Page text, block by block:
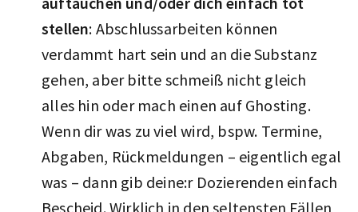
stellen: Abschlussarbeiten können
verdammt hart sein und an die Substanz
gehen, aber bitte schmeiß nicht gleich
alles hin oder mach einen auf Ghosting.
Wenn dir was zu viel wird, bspw. Termine,
Abgaben, Rückmeldungen – eigentlich egal
was – dann gib deine:r Dozierenden einfach
Bescheid. Wirklich in den seltensten Fällen